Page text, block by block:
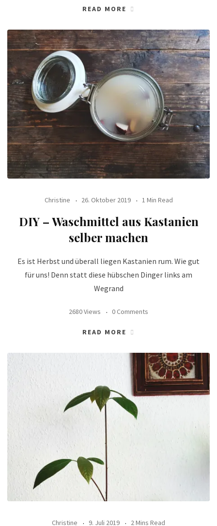
READ MORE
Christine 26. Oktober 2019 1 Min Read
DIY – Waschmittel aus Kastanien
selber machen
Es ist Herbst und überall liegen Kastanien rum. Wie gut
für uns! Denn statt diese hübschen Dinger links am
Wegrand
2680 Views 0 Comments
READ MORE
Christine 9. Juli 2019 2 Mins Read